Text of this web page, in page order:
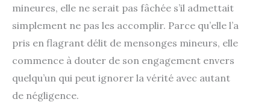
mineures, elle ne serait pas fâchée s’il admettait
simplement ne pas les accomplir. Parce qu’elle l’a
pris en flagrant délit de mensonges mineurs, elle
commence à douter de son engagement envers
quelqu’un qui peut ignorer la vérité avec autant
de négligence.